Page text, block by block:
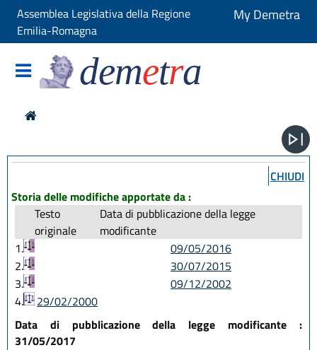
Assemblea Legislativa della Regione
Emilia-Romagna
My Demetra
demetra
CHIUDI
Storia delle modifiche apportate da :
Testo
originale
Data di pubblicazione della legge
modificante
1.
09/05/2016
2.
30/07/2015
3.
09/12/2002
4.
29/02/2000
Data di pubblicazione della legge modificante :
31/05/2017